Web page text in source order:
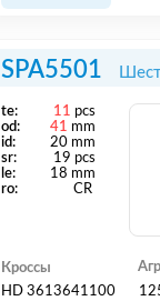
SPA5501
te: 11
pcs
od:
41
mm
id:
20 mm
sr:
19 pcs
le:
18 mm
ro:
CR
Кроссы
HD 3613641100